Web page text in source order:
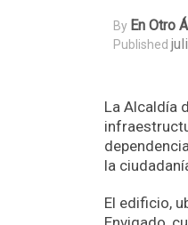
By En Otro
Published
La Alcaldía
la
El edificio,